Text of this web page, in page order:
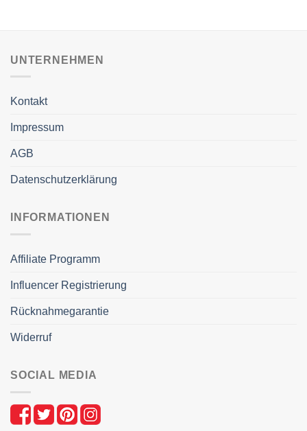
UNTERNEHMEN
Kontakt
Impressum
AGB
Datenschutzerklärung
INFORMATIONEN
Affiliate Programm
Influencer Registrierung
Rücknahmegarantie
Widerruf
SOCIAL MEDIA